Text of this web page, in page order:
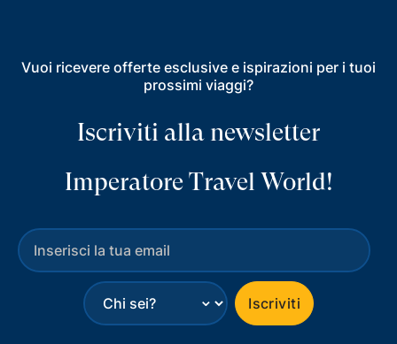
Vuoi ricevere offerte esclusive e ispirazioni per i tuoi
prossimi viaggi?
Iscriviti alla newsletter
Imperatore Travel World!
⌄ Iscriviti